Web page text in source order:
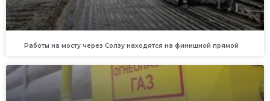
Работы на мосту через Солзу находятся на финишной прямой